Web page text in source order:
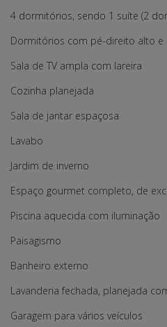
4 dormitórios, sendo 1 suíte (2
Dormitórios com pé-direito alto
Sala de TV ampla com lareira
Cozinha planejada
Sala de jantar espaçosa
Lavabo
Jardim de inverno
Espaço gourmet completo, de
Piscina aquecida com iluminação
Paisagismo
Banheiro externo
Lavanderia fechada, planejada
Garagem para vários veículos